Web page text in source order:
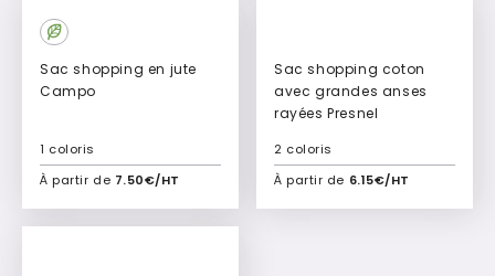
Sac shopping en jute
Campo
À partir de 7.50€/HT
1 coloris
Ajouter à mon devis
Sac shopping coton
avec grandes anses
rayées Presnel
À partir de 6.15€/HT
2 coloris
Ajouter à mon devis